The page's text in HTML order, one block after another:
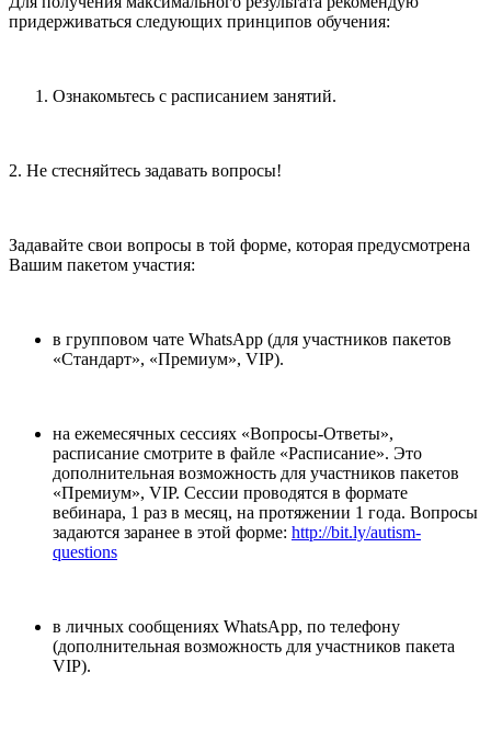
придерживаться следующих принципов обучения:
Ознакомьтесь с расписанием занятий.
2. Не стесняйтесь задавать вопросы!
Задавайте свои вопросы в той форме, которая предусмотрена
Вашим пакетом участия:
в групповом чате WhatsApp (для участников пакетов
«Стандарт», «Премиум», VIP).
на ежемесячных сессиях «Вопросы-Ответы»,
расписание смотрите в файле «Расписание». Это
дополнительная возможность для участников пакетов
«Премиум», VIP. Сессии проводятся в формате
вебинара, 1 раз в месяц, на протяжении 1 года. Вопросы
задаются заранее в этой форме: http://bit.ly/autism-
questions
в личных сообщениях WhatsApp, по телефону
(дополнительная возможность для участников пакета
VIP).